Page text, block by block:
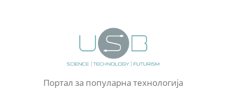
Портал за популарна технологија